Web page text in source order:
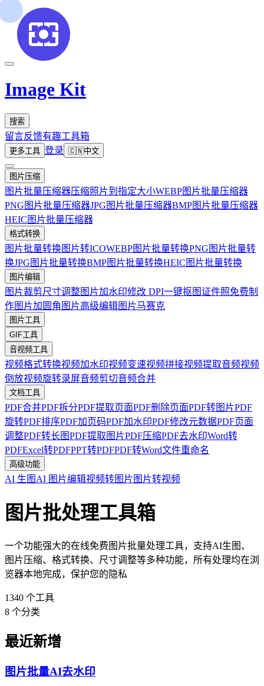
Image Kit
搜索
留言反馈有趣工具箱
更多工具 登录 🇨🇳中文
图片压缩
图片批量压缩器压缩照片到指定大小WEBP图片批量压缩器
PNG图片批量压缩器JPG图片批量压缩器BMP图片批量压缩器
HEIC图片批量压缩器
格式转换
图片批量转换图片转ICOWEBP图片批量转换PNG图片批量转
换JPG图片批量转换BMP图片批量转换HEIC图片批量转换
图片编辑
图片裁剪尺寸调整图片加水印修改 DPI一键抠图证件照免费制
作图片加圆角 图片高级编辑图片马赛克
图片工具
GIF工具
音视频工具
视频格式转换视频加水印视频变速视频拼接视频提取音频视频
倒放视频旋转录屏音频剪切音频合并
文档工具
PDF合并PDF拆分PDF提取页面PDF删除页面PDF转图片PDF
旋转PDF排序PDF加页码PDF加水印PDF修改元数据PDF页面
调整PDF转长图PDF提取图片PDF压缩PDF去水印Word转
PDFExcel转PDFPPT转PDFPDF转Word文件重命名
高级功能
AI 生图 AI 图片编辑视频转图片 图片转视频
图片批处理工具箱
一个功能强大的在线免费图片批量处理工具，支持AI生图、
图片压缩、格式转换、尺寸调整等多种功能，所有处理均在浏
览器本地完成，保护您的隐私
1340 个工具
8 个分类
最近新增
图片批量AI去水印